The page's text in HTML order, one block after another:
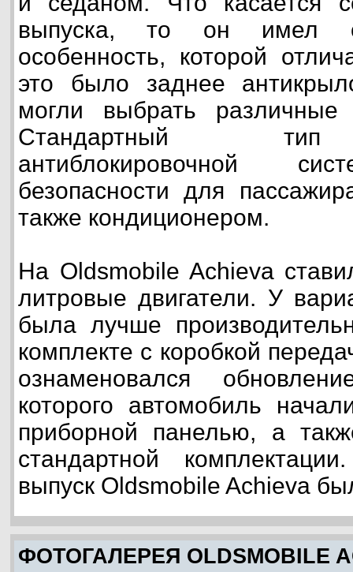
выпуска, то он имел
особенность, которой
это было заднее
могли выбрать различные
Стандартный тип
антиблокировочной
безопасности для
также кондиционером.
На Oldsmobile Achieva
литровые двигатели. У
была лучше
комплекте с коробкой
ознаменовался
которого автомобиль
приборной панелью, а
стандартной
выпуск Oldsmobile Achieva
ФОТОГАЛЕРЕЯ OLDSMOBILE